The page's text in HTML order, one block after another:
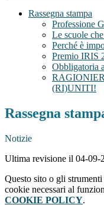
Rassegna stampa
Professione
Le scuole
Perché è
Premio IRIS
Obbligatoria
(RI)UNITI!
Rassegna
Notizie
Ultima revisione il 04-09-
Questo sito o gli
cookie necessari al
COOKIE POLICY.